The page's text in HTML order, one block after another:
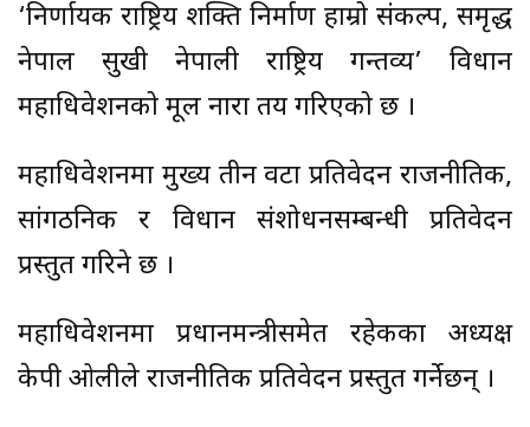
‘निर्णायक राष्ट्रिय शक्ति निर्माण हाम्रो संकल्प, समृद्ध
नेपाल सुखी नेपाली राष्ट्रिय गन्तव्य’ विधान
महाधिवेशनको मूल नारा तय गरिएको छ ।
महाधिवेशनमा मुख्य तीन वटा प्रतिवेदन राजनीतिक,
सांगठनिक र विधान संशोधनसम्बन्धी प्रतिवेदन
प्रस्तुत गरिने छ ।
महाधिवेशनमा प्रधानमन्त्रीसमेत रहेकका अध्यक्ष
केपी ओलीले राजनीतिक प्रतिवेदन प्रस्तुत गर्नेछन् ।